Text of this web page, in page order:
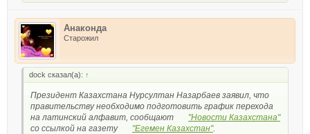
Анаконда
Старожил
dock сказал(а): ↑
Президент Казахстана Нурсултан Назарбаев заявил, что
правительству необходимо подготовить график перехода
на латинский алфавит, сообщают
"Новости Казахстана"
со ссылкой на газету
"Егемен Казахстан".